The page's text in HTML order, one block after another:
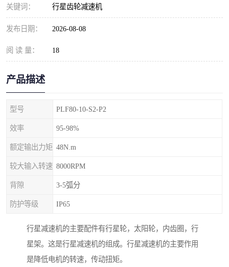
关键词： 行星齿轮减速机
发布日期： 2026-08-08
阅 读 量： 18
产品描述
型号 PLF80-10-S2-P2
效率 95-98%
额定输出力矩 48N.m
较大输入转速 8000RPM
背隙 3-5弧分
防护等级 IP65
行星减速机的主要配件有行星轮，太阳轮，内齿圈，行
星架。这是行星减速机的组成。行星减速机的主要作用
是降低电机的转速，传动扭矩。